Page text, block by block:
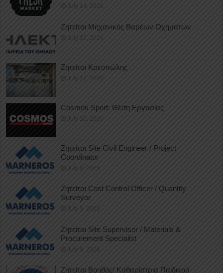
July 14, 2026
Ζητείται Μηχανικός Βαρέων Οχημάτων
July 13, 2026
Ζητείται Κρεοπώλης
July 12, 2026
Cosmos Sport: Θέση Εργασίας
July 10, 2026
Ζητείται Site Civil Engineer / Project
Coordinator
July 9, 2026
Ζητείται Cost Control Officer / Quantity
Surveyor
July 9, 2026
Ζητείται Site Supervisor / Materials &
Procurement Specialist
July 9, 2026
Ζητείται Βοηθός/ Καθαρίστρια Παιδικού